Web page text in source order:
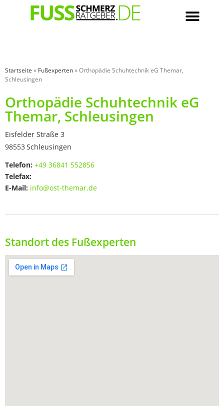
Startseite » Fußexperten»Orthopädie Schuhtechnik eG Themar,
Schleusingen
Orthopädie Schuhtechnik eG
Themar, Schleusingen
Eisfelder Straße 3
98553Schleusingen
Telefon: +49 36841 552856
Telefax:
E-Mail: info@ost-themar.de
Standort des Fußexperten